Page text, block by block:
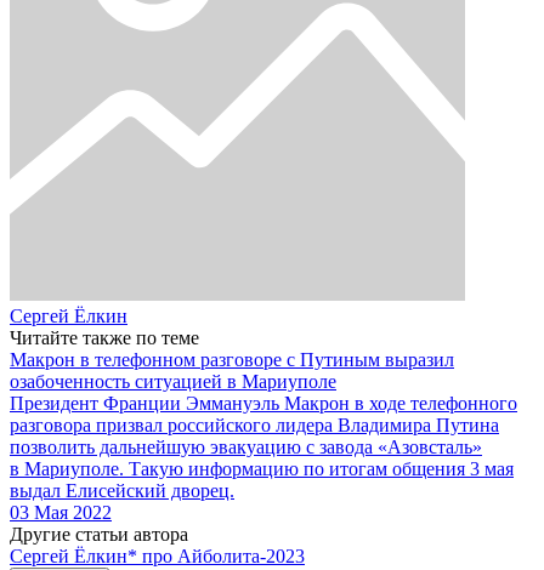
Сергей Ёлкин
Читайте также по теме
Макрон в телефонном разговоре с Путиным выразил
озабоченность ситуацией в Мариуполе
Президент Франции Эммануэль Макрон в ходе телефонного
разговора призвал российского лидера Владимира Путина
позволить дальнейшую эвакуацию с завода «Азовсталь»
в Мариуполе. Такую информацию по итогам общения 3 мая
выдал Елисейский дворец.
03 Мая 2022
Другие статьи автора
Сергей Ёлкин* про Айболита-2023